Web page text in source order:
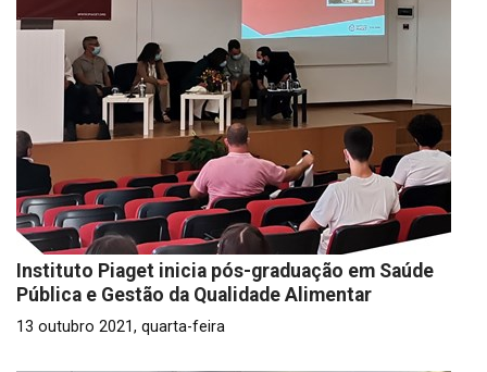
Instituto Piaget inicia pós-graduação em Saúde
Pública e Gestão da Qualidade Alimentar
13 outubro 2021, quarta-feira